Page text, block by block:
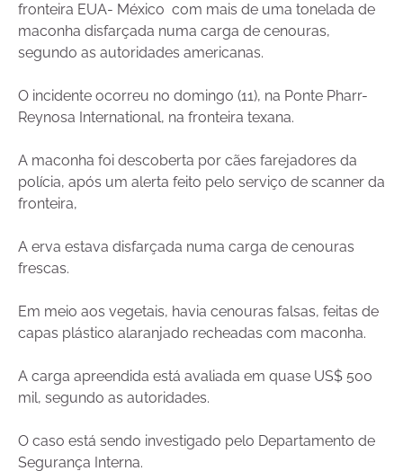
fronteira EUA- México com mais de uma tonelada de
maconha disfarçada numa carga de cenouras,
segundo as autoridades americanas.
O incidente ocorreu no domingo (11), na Ponte Pharr-
Reynosa International, na fronteira texana.
A maconha foi descoberta por cães farejadores da
polícia, após um alerta feito pelo serviço de scanner da
fronteira,
A erva estava disfarçada numa carga de cenouras
frescas.
Em meio aos vegetais, havia cenouras falsas, feitas de
capas plástico alaranjado recheadas com maconha.
A carga apreendida está avaliada em quase US$ 500
mil, segundo as autoridades.
O caso está sendo investigado pelo Departamento de
Segurança Interna.